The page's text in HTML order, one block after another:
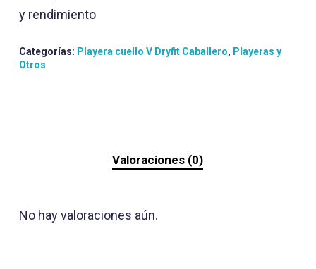
y rendimiento
Categorías: Playera cuello V Dryfit Caballero, Playeras y
Otros
Valoraciones (0)
No hay valoraciones aún.